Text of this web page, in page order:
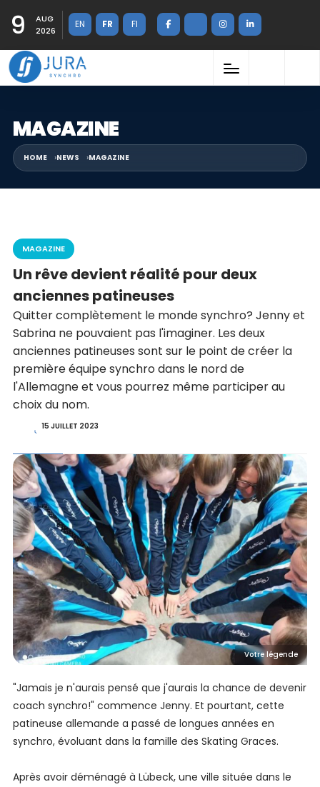
9
AUG
2026
EN FR FI
MAGAZINE
HOME NEWS MAGAZINE
MAGAZINE
Un rêve devient réalité pour deux
anciennes patineuses
Quitter complètement le monde synchro? Jenny et
Sabrina ne pouvaient pas l'imaginer. Les deux
anciennes patineuses sont sur le point de créer la
première équipe synchro dans le nord de
l'Allemagne et vous pourrez même participer au
choix du nom.
15 JUILLET 2023
Votre légende
"Jamais je n'aurais pensé que j'aurais la chance de devenir
coach synchro!" commence Jenny. Et pourtant, cette
patineuse allemande a passé de longues années en
synchro, évoluant dans la famille des Skating Graces.
Après avoir déménagé à Lübeck, une ville située dans le